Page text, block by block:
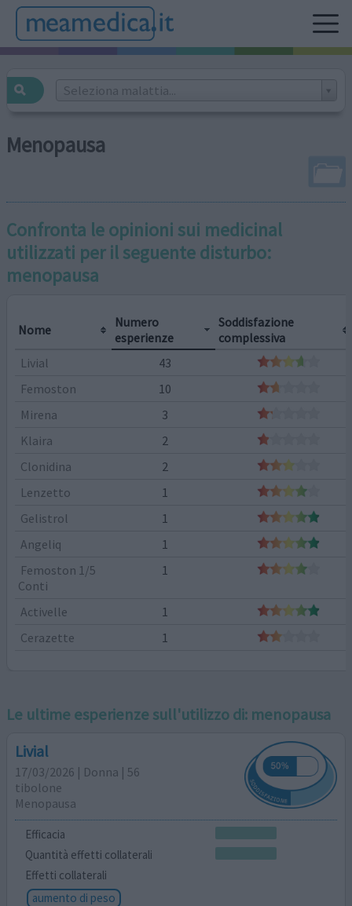
Seleziona malattia...
Menopausa
Confronta le opinioni sui medicinal
utilizzati per il seguente disturbo:
menopausa
Nome
Numero
esperienze
Soddisfazione
complessiva
Livial
43
Femoston
10
Mirena
3
Klaira
2
Clonidina
2
Lenzetto
1
Gelistrol
1
Angeliq
1
Femoston 1/5
Conti
1
Activelle
1
Cerazette
1
Le ultime esperienze sull'utilizzo di: menopausa
Livial
17/03/2026 | Donna | 56
tibolone
Menopausa
Efficacia
Quantità effetti collaterali
Effetti collaterali
aumento di peso